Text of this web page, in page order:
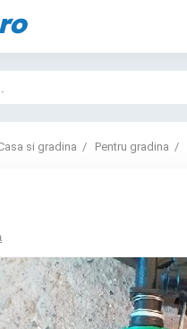
si gradina Pentru gradina